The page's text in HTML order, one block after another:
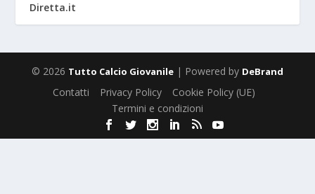
Diretta.it
© 2026 Tutto Calcio Giovanile | Powered by DeBrand
Contatti Privacy Policy
Cookie Policy (UE)
Termini e condizioni